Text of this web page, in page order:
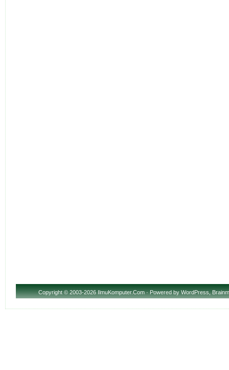
Copyright© 2003-2026 IlmuKomputer.Com · Powered byWordPress,